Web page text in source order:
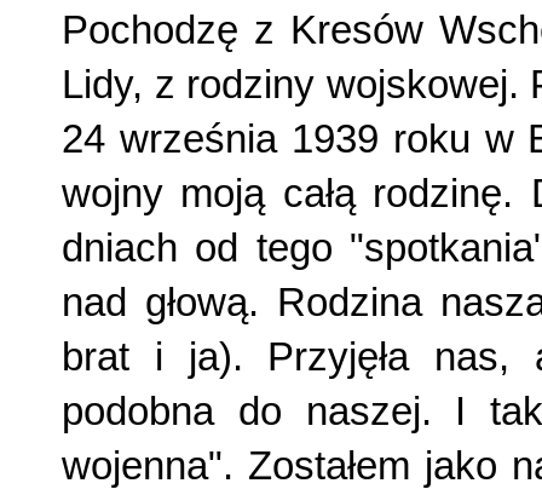
Pochodzę z Kresów
Lidy, z rodziny wojskowej.
24 września 1939 roku w
wojny moją całą
dniach od tego
nad głową. Rodzina
brat i ja). Przyjęła nas,
podobna do naszej. I
wojenna". Zostałem jako